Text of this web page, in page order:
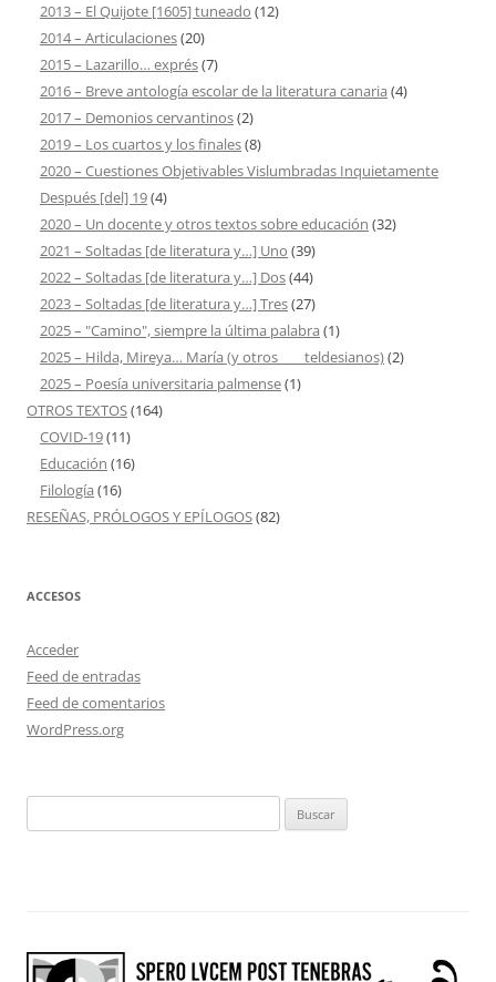
2013 – El Quijote [1605] tuneado (12)
2014 – Articulaciones(20)
2015 – Lazarillo… exprés(7)
2016 – Breve antología escolar de la literatura canaria (4)
2017 – Demonios cervantinos(2)
2019 – Los cuartos y los finales(8)
2020 – Cuestiones Objetivables Vislumbradas Inquietamente
Después [del] 19(4)
2020 – Un docente y otros textos sobre educación (32)
2021 – Soltadas [de literatura y…] Uno (39)
2022 – Soltadas [de literatura y…] Dos(44)
2023 – Soltadas [de literatura y…] Tres(27)
2025 – "Camino", siempre la última palabra (1)
2025 – Hilda, Mireya… María (y otros ___ teldesianos)(2)
2025 – Poesía universitaria palmense(1)
OTROS TEXTOS(164)
COVID-19(11)
Educación (16)
Filología (16)
RESEÑAS, PRÓLOGOS Y EPÍLOGOS(82)
ACCESOS
Acceder
Feed de entradas
Feed de comentarios
WordPress.org